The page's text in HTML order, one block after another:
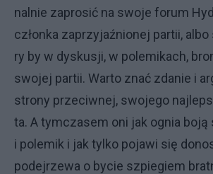
nal­nie za­pro­sić na swo­je fo­rum
człon­ka za­przy­jaź­nio­nej par­tii,
ry by w dys­ku­sji, w po­le­mi­ka­ch,
swo­jej par­tii. War­to znać zda­nie i
stro­ny prze­ciw­nej, swo­je­go
ta. A tym­cza­sem oni jak ognia
i po­le­mik i jak tyl­ko po­ja­wi się
po­dej­rze­wa o by­cie szpie­giem